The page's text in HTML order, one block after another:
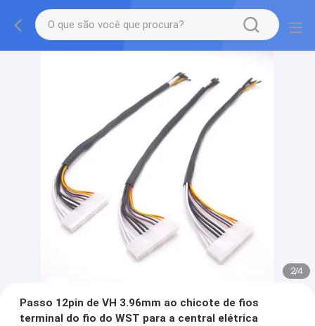
2/4
Passo 12pin de VH 3.96mm ao chicote de fios
terminal do fio do WST para a central elétrica